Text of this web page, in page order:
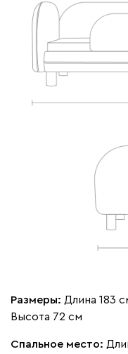
100
Ланза
Вишневый
100 130
Винтер
Размеры: Длина 183
Высота 72 см
Спальное место: